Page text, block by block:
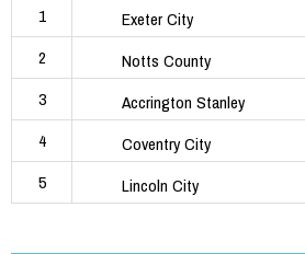
1
Exeter City
2
Notts County
3
Accrington Stanley
4
Coventry City
5
Lincoln City